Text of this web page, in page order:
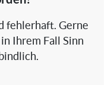
fehlerhaft. Gerne
Ihrem Fall Sinn